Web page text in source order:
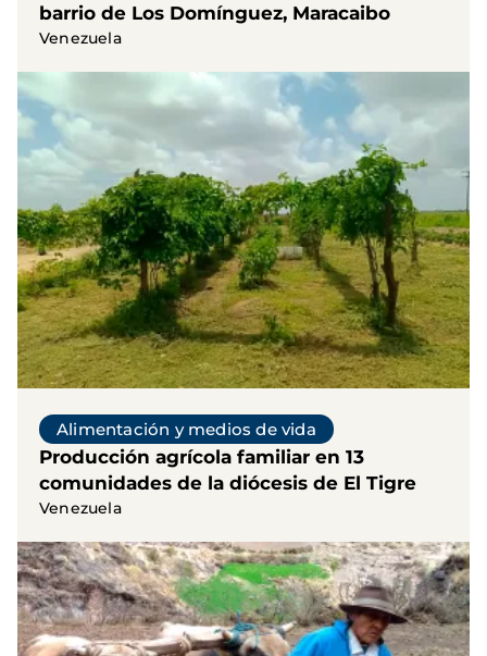
barrio de Los Domínguez, Maracaibo
Venezuela
Alimentación y medios de vida
Producción agrícola familiar en 13
comunidades de la diócesis de El Tigre
Venezuela